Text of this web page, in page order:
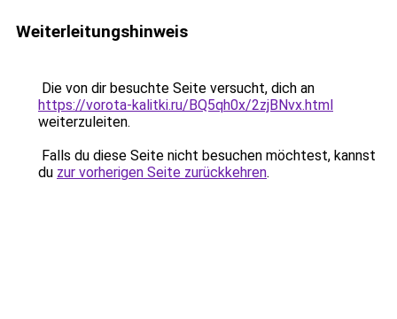
Weiterleitungshinweis
Die von dir besuchte Seite versucht, dich an
https://vorota-kalitki.ru/BQ5qh0x/2zjBNvx.html
weiterzuleiten.
Falls du diese Seite nicht besuchen möchtest, kannst
du zur vorherigen Seite zurückkehren.